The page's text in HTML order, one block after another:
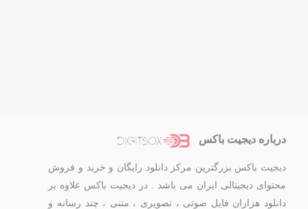
درباره دیجیت باکس
دیجیت باکس بزرگترین مرکز دانلود رایگان و خرید و فروش
محتوای دیجیتالی ایران می باشد . در دیجیت باکس علاوه بر
دانلود هزاران فایل صوتی ، تصویری ، متنی ، چند رسانه و